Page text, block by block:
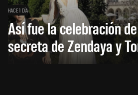
HACE 1 DÍA
Así fue la celebración
secreta de Zendaya y